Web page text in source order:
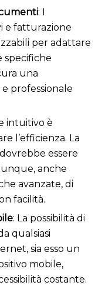
: I
e fatturazione
per adattare
specifiche
una
professionale
intuitivo è
l’efficienza. La
essere
anche
avanzate, di
facilità.
: La possibilità di
qualsiasi
sia esso un
mobile,
costante.